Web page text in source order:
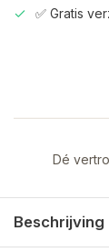
✅ Gratis
Dé
Beschrijving